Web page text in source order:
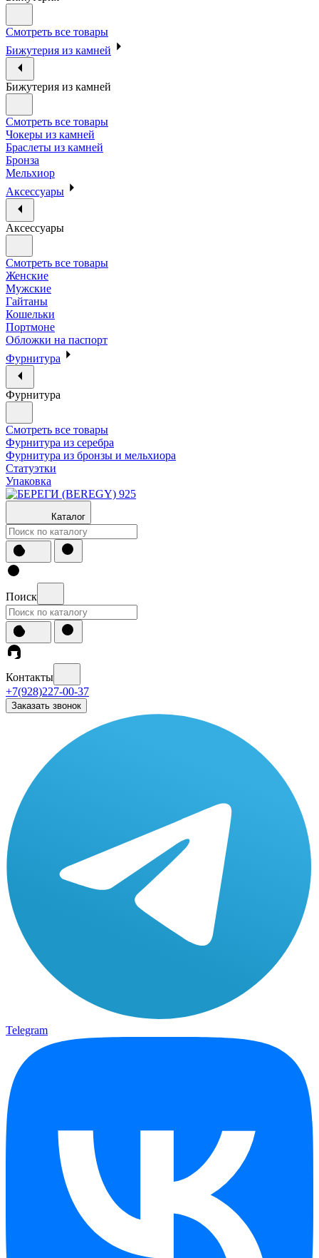
Смотреть все товары
Бижутерия из камней
Бижутерия из камней
Смотреть все товары
Чокеры из камней
Браслеты из камней
Бронза
Мельхиор
Аксессуары
Аксессуары
Смотреть все товары
Женские
Мужские
Гайтаны
Кошельки
Портмоне
Обложки на паспорт
Фурнитура
Фурнитура
Смотреть все товары
Фурнитура из серебра
Фурнитура из бронзы и мельхиора
Статуэтки
Упаковка
Каталог
Поиск
Контакты
+7(928)227-00-37
Заказать звонок
Telegram